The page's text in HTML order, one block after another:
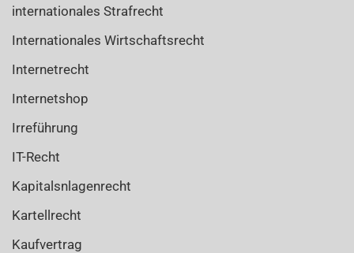
internationales Strafrecht
Internationales Wirtschaftsrecht
Internetrecht
Internetshop
Irreführung
IT-Recht
Kapitalsnlagenrecht
Kartellrecht
Kaufvertrag